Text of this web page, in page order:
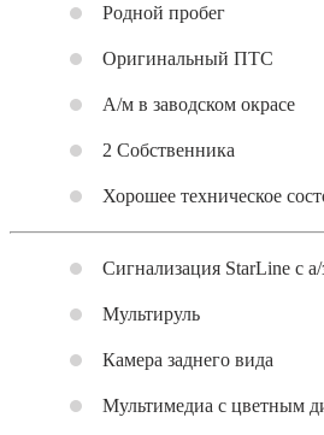
Родной пробег
Оригинальный ПТС
А/м в заводском окрасе
2 Собственника
Хорошее техническое
Сигнализация StarLine с а/
Мультируль
Камера заднего вида
Мультимедиа с цветным